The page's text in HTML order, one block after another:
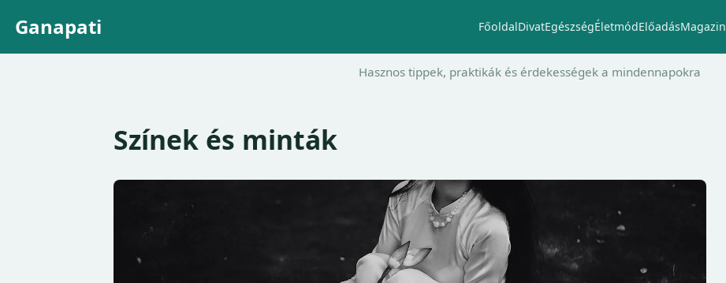
Ganapati FőoldalDivatEgészségÉletmódElőadásMagazin
Hasznos tippek, praktikák és érdekességek a mindennapokra
Színek és minták